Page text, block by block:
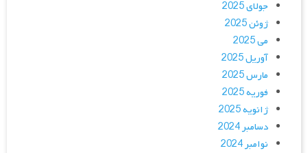
جولای 2025
ژوئن 2025
می 2025
آوریل 2025
مارس 2025
فوریه 2025
ژانویه 2025
دسامبر 2024
نوامبر 2024